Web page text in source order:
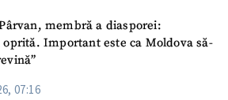
membră a diasporei:
Important este ca Moldova să-
07:16
media